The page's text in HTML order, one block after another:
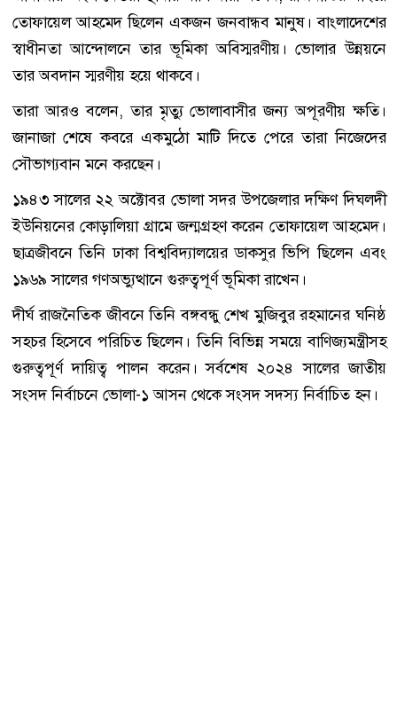
তোফায়েল আহমেদ ছিলেন একজন জনবান্ধব মানুষ। বাংলাদেশের
স্বাধীনতা আন্দোলনে তার ভূমিকা অবিস্মরণীয়। ভোলার উন্নয়নে
তার অবদান স্মরণীয় হয়ে থাকবে।
তারা আরও বলেন, তার মৃত্যু ভোলাবাসীর জন্য অপূরণীয় ক্ষতি।
জানাজা শেষে কবরে একমুঠো মাটি দিতে পেরে তারা নিজেদের
সৌভাগ্যবান মনে করছেন।
১৯৪৩ সালের ২২ অক্টোবর ভোলা সদর উপজেলার দক্ষিণ দিঘলদী
ইউনিয়নের কোড়ালিয়া গ্রামে জন্মগ্রহণ করেন তোফায়েল আহমেদ।
ছাত্রজীবনে তিনি ঢাকা বিশ্ববিদ্যালয়ের ডাকসুর ভিপি ছিলেন এবং
১৯৬৯ সালের গণঅভ্যুত্থানে গুরুত্বপূর্ণ ভূমিকা রাখেন।
দীর্ঘ রাজনৈতিক জীবনে তিনি বঙ্গবন্ধু শেখ মুজিবুর রহমানের ঘনিষ্ঠ
সহচর হিসেবে পরিচিত ছিলেন। তিনি বিভিন্ন সময়ে বাণিজ্যমন্ত্রীসহ
গুরুত্বপূর্ণ দায়িত্ব পালন করেন। সর্বশেষ ২০২৪ সালের জাতীয়
সংসদ নির্বাচনে ভোলা-১ আসন থেকে সংসদ সদস্য নির্বাচিত হন।